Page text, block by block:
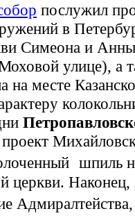
послужил
в
Симеона и
улице), а
на месте
шпиль
церкви.